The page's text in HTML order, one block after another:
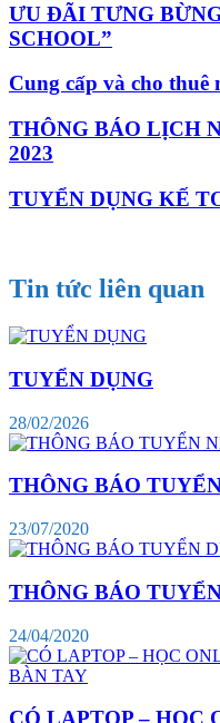
ƯU ĐÃI TƯNG
SCHOOL”
Cung cấp và cho thuê
THÔNG BÁO LỊCH
2023
TUYỂN DỤNG KẾ
Tin tức liên quan
TUYỂN DỤNG
28/02/2026
THÔNG BÁO
23/07/2020
THÔNG BÁO
24/04/2020